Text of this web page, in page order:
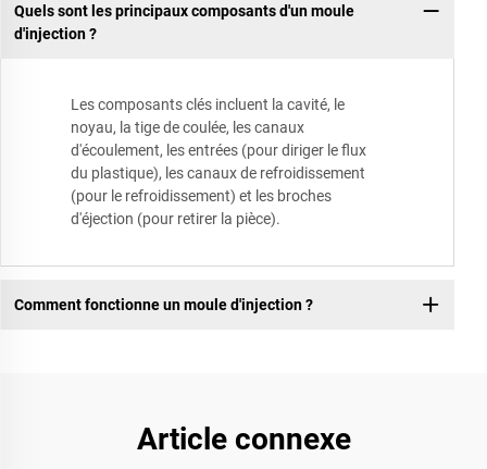
Quels sont les principaux composants d'un moule
d'injection ?
Les composants clés incluent la cavité, le
noyau, la tige de coulée, les canaux
d'écoulement, les entrées (pour diriger le flux
du plastique), les canaux de refroidissement
(pour le refroidissement) et les broches
d'éjection (pour retirer la pièce).
Comment fonctionne un moule d'injection ?
Article connexe